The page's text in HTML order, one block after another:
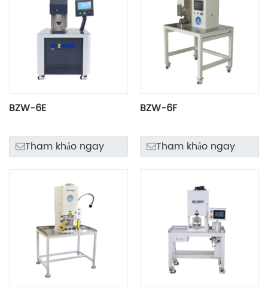
BZW-6E
Tham khảo ngay
BZW-6F
Tham khảo ngay